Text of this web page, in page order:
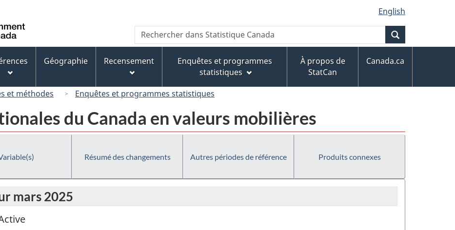
au
contenu
principal
« À
propos
de
ce
version
HTML
simplifiée
English
Canada
Recherche
Rechercher
dans
Canada
Géographie Recensement
Enquêtes et programmes
statistiques
À propos de
StatCan
Canada.ca
et méthodes Enquêtes et programmes statistiques
du Canada en valeurs mobilières
Résumé des changements Autres périodes de référence Produits connexes
mars 2025